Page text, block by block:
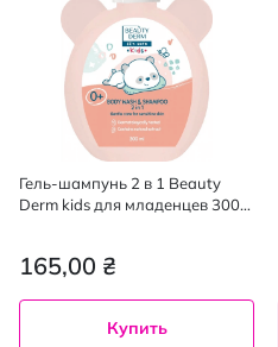
Гель-шампунь 2 в 1 Beauty
Derm kids для младенцев 300
165,00 ₴
Купить